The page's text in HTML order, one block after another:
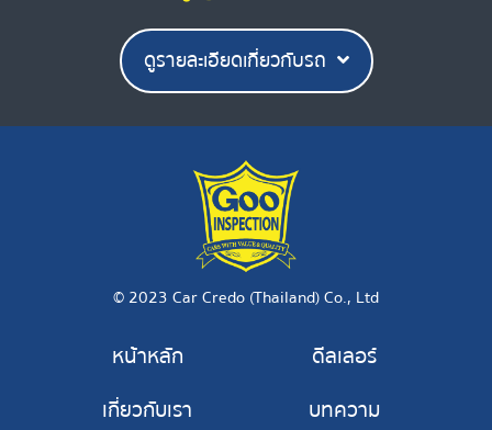
ดูรายละเอียดเกี่ยวกับรถ
© 2023 Car Credo (Thailand) Co., Ltd
หน้าหลัก
เกี่ยวกับเรา
ดีลเลอร์
บทความ